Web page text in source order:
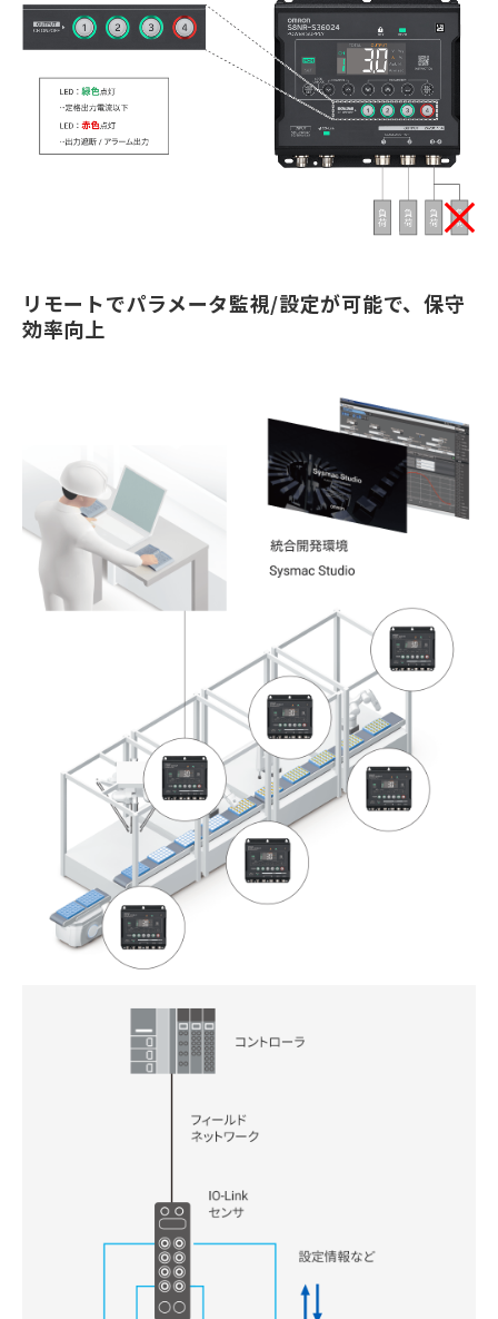
リモートでパラメータ監視/設定が可能で、保守
効率向上